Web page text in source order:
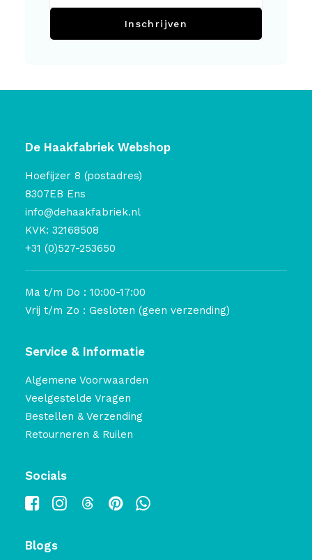
Inschrijven
De Haakfabriek Webshop
Hoefijzer 8 (postadres)
8307EB Ens
info@dehaakfabriek.nl
KVK: 32168508
+31 (0)527-253650
Ma t/m Do : 10:00-17:00
Vrij t/m Zo : Gesloten (geen verzending)
Service & Informatie
Algemene Voorwaarden
Veelgestelde Vragen
Bestellen & Verzending
Retourneren & Ruilen
Socials
Blogs